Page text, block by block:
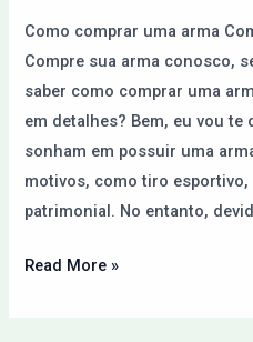
Como comprar uma arma
Compre sua arma conosco,
saber como comprar uma
em detalhes? Bem, eu vou te
sonham em possuir uma
motivos, como tiro
patrimonial. No entanto,
Internet
Read More »